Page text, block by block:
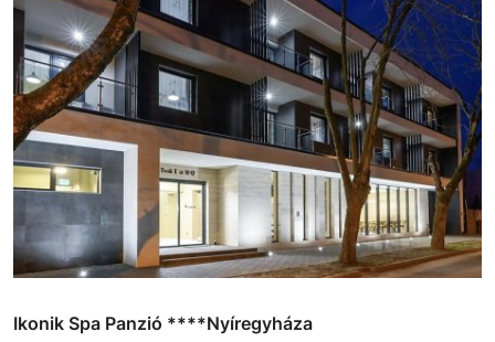
Ikonik Spa Panzió ****Nyíregyháza